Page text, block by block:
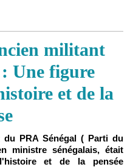
militant
Une figure
et de la
du PRA Sénégal ( Parti du
ministre sénégalais, était
et de la pensée